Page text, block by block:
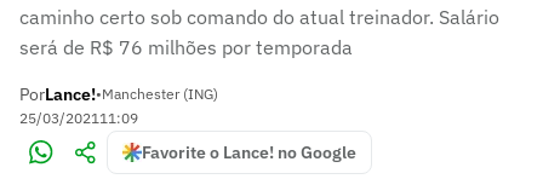
caminho certo sob comando do atual treinador. Salário
será de R$ 76 milhões por temporada
PorLance!•Manchester (ING)
25/03/202111:09
Favorite o Lance! no Google